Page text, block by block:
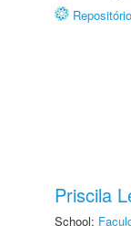
Priscila
School: